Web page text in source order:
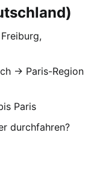
→ Paris-Region
Paris
durchfahren?